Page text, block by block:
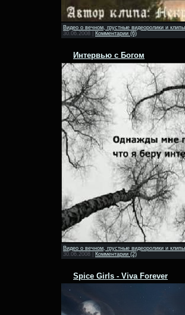
Видео о вечном, грустные видеоролики и клипы
30.06.2008
Комментарии (6)
Интервью с Богом
Видео о вечном, грустные видеоролики и клипы
30.06.2008
Комментарии (2)
Spice Girls - Viva Forever